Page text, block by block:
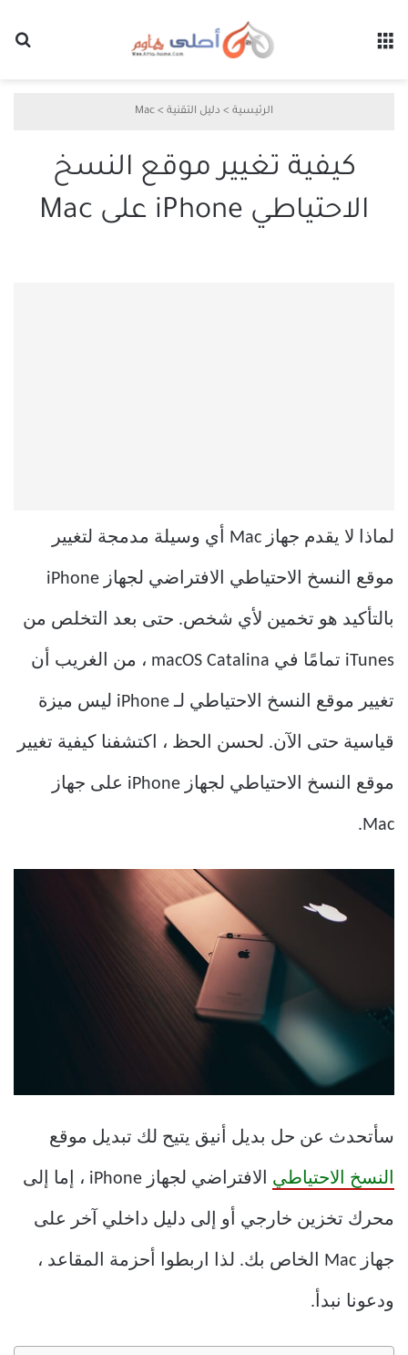
الرئيسية > دليل التقنية >
Mac
كيفية تغيير موقع النسخ
الاحتياطي iPhone على Mac
لماذا لا يقدم جهاز Mac أي وسيلة مدمجة لتغيير
موقع النسخ الاحتياطي الافتراضي لجهاز iPhone
بالتأكيد هو تخمين لأي شخص. حتى بعد التخلص من
iTunes تمامًا في macOS Catalina ، من الغريب أن
تغيير موقع النسخ الاحتياطي لـ iPhone ليس ميزة
قياسية حتى الآن. لحسن الحظ ، اكتشفنا كيفية تغيير
موقع النسخ الاحتياطي لجهاز iPhone على جهاز
Mac.
سأتحدث عن حل بديل أنيق يتيح لك تبديل موقع
النسخ الاحتياطي الافتراضي لجهاز iPhone ، إما إلى
محرك تخزين خارجي أو إلى دليل داخلي آخر على
جهاز Mac الخاص بك. لذا اربطوا أحزمة المقاعد ،
ودعونا نبدأ.